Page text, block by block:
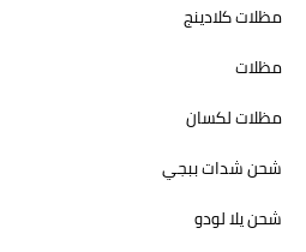
مظلات كلادينج
مظلات
مظلات لكسان
شحن شدات ببجي
شحن يلا لودو